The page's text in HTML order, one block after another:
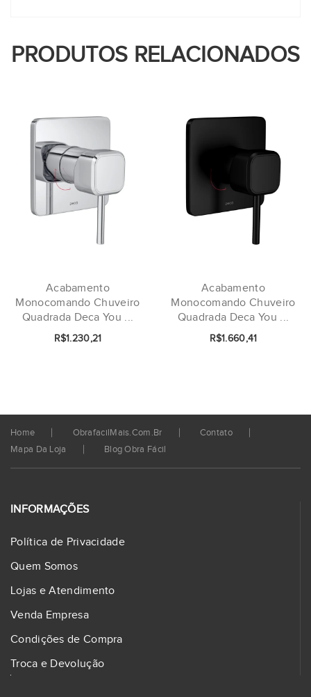
PRODUTOS RELACIONADOS
Acabamento
Monocomando Chuveiro
Quadrada Deca You ...
R$1.230,21
Acabamento
Monocomando Chuveiro
Quadrada Deca You ...
R$1.660,41
Home ObrafacilMais.com.br
Contato
Mapa Da Loja
Blog Obra Fácil
INFORMAÇÕES
Política de Privacidade
Quem Somos
Lojas e Atendimento
Venda Empresa
Condições de Compra
Troca e Devolução